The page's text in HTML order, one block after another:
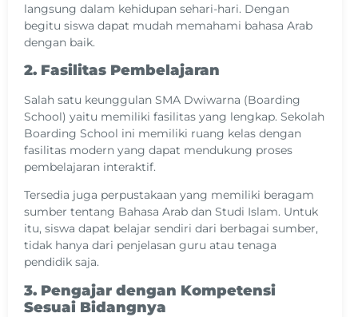
langsung dalam kehidupan sehari-hari. Dengan
begitu siswa dapat mudah memahami bahasa Arab
dengan baik.
2. Fasilitas Pembelajaran
Salah satu keunggulan SMA Dwiwarna (Boarding
School) yaitu memiliki fasilitas yang lengkap. Sekolah
Boarding School ini memiliki ruang kelas dengan
fasilitas modern yang dapat mendukung proses
pembelajaran interaktif.
Tersedia juga perpustakaan yang memiliki beragam
sumber tentang Bahasa Arab dan Studi Islam. Untuk
itu, siswa dapat belajar sendiri dari berbagai sumber,
tidak hanya dari penjelasan guru atau tenaga
pendidik saja.
3. Pengajar dengan Kompetensi
Sesuai Bidangnya